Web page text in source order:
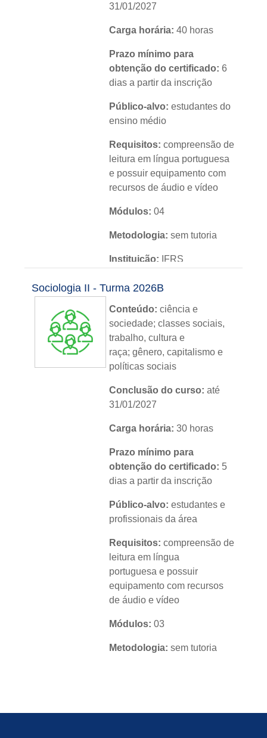
31/01/2027
Carga horária: 40 horas
Prazo mínimo para
obtenção do certificado:6
dias a partir da inscrição
Público-alvo:estudantes do
ensino médio
Requisitos:compreensão de
leitura em língua portuguesa
e possuir equipamento com
recursos de áudio e vídeo
Módulos: 04
Metodologia:sem tutoria
Instituição: IFRS
Nível:básico
Idioma:português
Sociologia II - Turma 2026B
Conteúdo:ciência e
sociedade; classes sociais,
trabalho, cultura e
raça; gênero, capitalismo e
políticas sociais
Conclusão do curso: até
31/01/2027
Carga horária: 30 horas
Prazo mínimo para
obtenção do certificado: 5
dias a partir da inscrição
Público-alvo: estudantes e
profissionais da área
Requisitos: compreensão de
leitura em língua
portuguesa e possuir
equipamento com recursos
de áudio e vídeo
Módulos: 03
Metodologia: sem tutoria